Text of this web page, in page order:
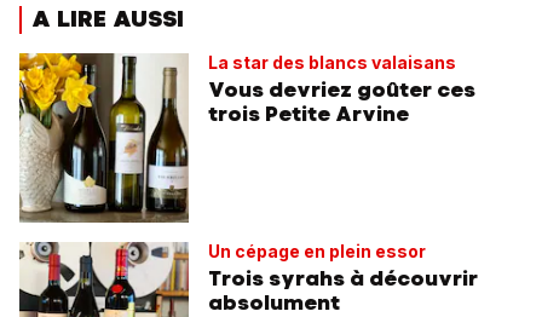
A LIRE AUSSI
La star des blancs valaisans
Vous devriez goûter ces
trois Petite Arvine
Un cépage en plein essor
Trois syrahs à découvrir
absolument